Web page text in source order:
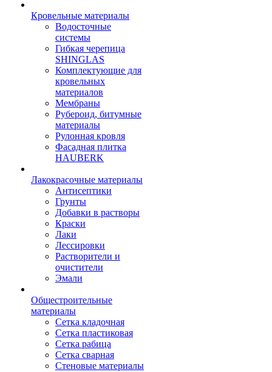
Кровельные материалы
Водосточные
системы
Гибкая черепица
SHINGLAS
Комплектующие для
кровельных
материалов
Мембраны
Рубероид, битумные
материалы
Рулонная кровля
Фасадная плитка
HAUBERK
Лакокрасочные материалы
Антисептики
Грунты
Добавки в растворы
Краски
Лаки
Лессировки
Растворители и
очистители
Эмали
Общестроительные
материалы
Сетка кладочная
Сетка пластиковая
Сетка рабица
Сетка сварная
Стеновые материалы